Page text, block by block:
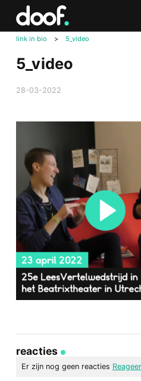
link in bio > 5_video
5_video
28-03-2022
reacties
Er zijn nog geen reacties Reageer
Doof.nl